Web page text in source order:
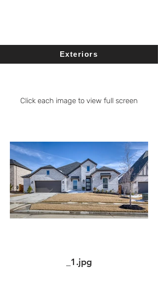
Exteriors
Click each image to view full screen
_1.jpg